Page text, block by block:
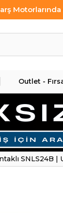
Outlet -
SNLS24B |